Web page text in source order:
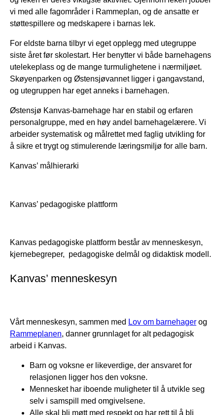
vi med alle fagområder i Rammeplan, og de ansatte er
støttespillere og medskapere i barnas lek.
For eldste barna tilbyr vi eget opplegg med utegruppe
siste året før skolestart. Her benytter vi både barnehagens
utelekeplass og de mange turmulighetene i nærmiljøet.
Skøyenparken og Østensjøvannet ligger i gangavstand,
og utegruppen har eget anneks i barnehagen.
Østensjø Kanvas-barnehage har en stabil og erfaren
personalgruppe, med en høy andel barnehagelærere. Vi
arbeider systematisk og målrettet med faglig utvikling for
å sikre et trygt og stimulerende læringsmiljø for alle barn.
Kanvas’ målhierarki
Kanvas’ pedagogiske plattform
Kanvas pedagogiske plattform består av menneskesyn,
kjernebegreper, pedagogiske delmål og didaktisk modell.
Kanvas’ menneskesyn
Vårt menneskesyn, sammen med Lov om barnehager og
Rammeplanen, danner grunnlaget for alt pedagogisk
arbeid i Kanvas.
Barn og voksne er likeverdige, der ansvaret for
relasjonen ligger hos den voksne.
Mennesket har iboende muligheter til å utvikle seg
selv i samspill med omgivelsene.
Alle skal bli møtt med respekt og har rett til å bli